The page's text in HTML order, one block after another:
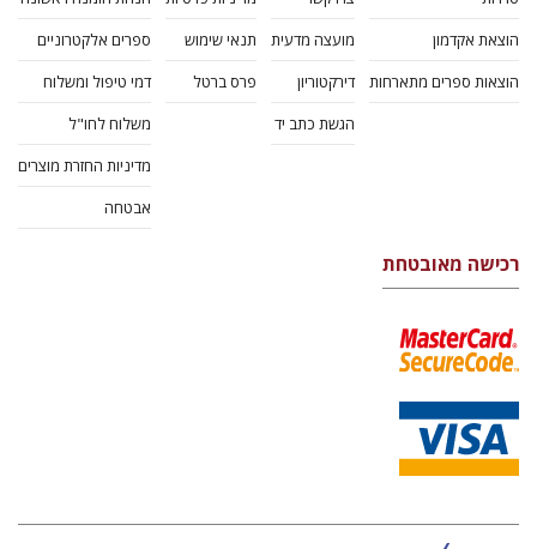
הוצאת אקדמון
הוצאות ספרים מתארחות
מועצה מדעית
דירקטוריון
הגשת כתב יד
תנאי שימוש
פרס ברטל
ספרים אלקטרוניים
דמי טיפול ומשלוח
משלוח לחו"ל
מדיניות החזרת מוצרים
אבטחה
רכישה מאובטחת